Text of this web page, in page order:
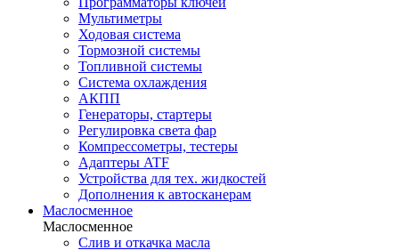
Мультиметры
Ходовая система
Тормозной системы
Топливной системы
Система охлаждения
АКПП
Генераторы, стартеры
Регулировка света фар
Компрессометры, тестеры
Адаптеры ATF
Устройства для тех. жидкостей
Дополнения к автосканерам
Маслосменное
Маслосменное
Слив и откачка масла